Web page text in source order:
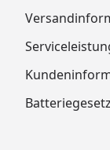
Batteriegesetz